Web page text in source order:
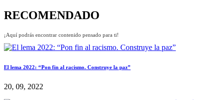
RECOMENDADO
¡Aquí podrás encontrar contenido pensado para ti!
El lema 2022: “Pon fin al racismo. Construye la paz”
20, 09, 2022